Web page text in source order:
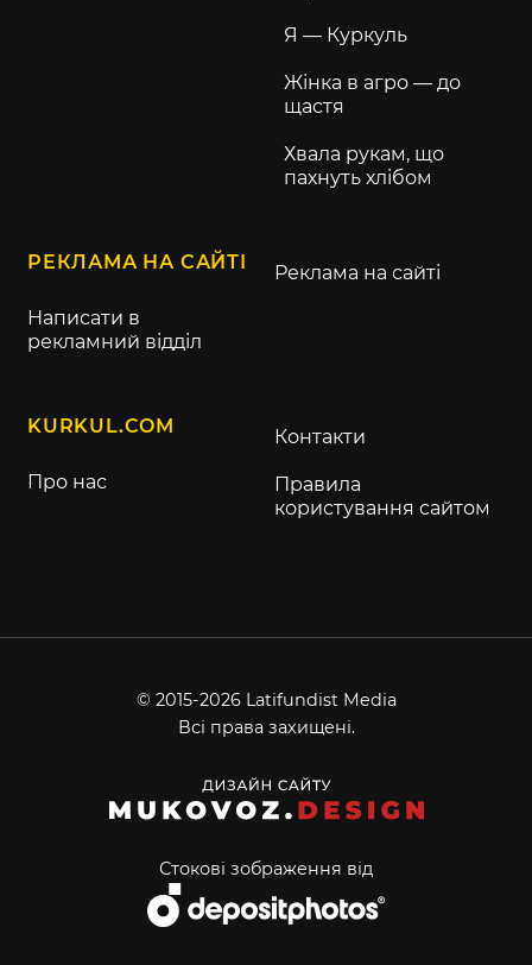
Я — Куркуль
Жінка в агро — до
щастя
Хвала рукам, що
пахнуть хлібом
РЕКЛАМА НА САЙТІ
Написати в
рекламний відділ
Реклама на сайті
KURKUL.COM
Про нас
Контакти
Правила
користування сайтом
© 2015-2026 Latifundist Media
Всі права захищені.
Стокові зображення від